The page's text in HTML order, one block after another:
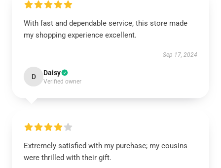
With fast and dependable service, this store made
my shopping experience excellent.
Sep 17, 2024
D Daisy
Verified owner
Extremely satisfied with my purchase; my cousins
were thrilled with their gift.